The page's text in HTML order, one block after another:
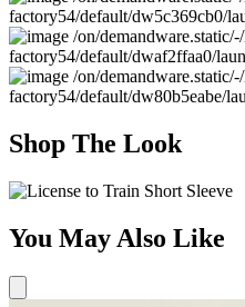
Shop The Look
You May Also Like